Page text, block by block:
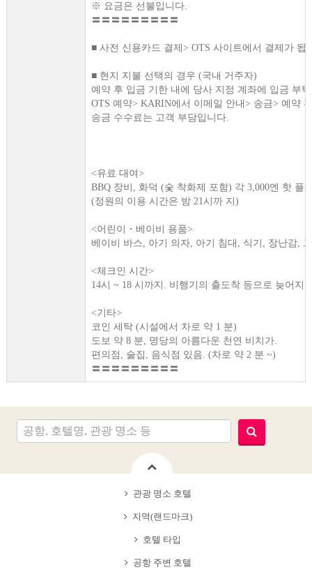
※ 요금은 선불입니다.
〓〓〓〓〓〓〓〓〓
■ 사전 신용카드 결제> OTS 사이트에서 결제가 됩
■ 현지 지불 선택의 경우 (국내 거주자)
예약 후 입금 기한 내에 당사 지정 계좌에 입금 부
OTS 예약> KARIN에서 이메일 안내> 송금> 예약
송금 수수료는 고객 부담입니다.
<유료 대여>
BBQ 장비, 화덕 (숯 착화제 포함) 각 3,000엔 핫 플
(정원의 이용 시간은 밤 21시까 지)
<어린이・베이비 용품>
베이비 바스, 아기 의자, 아기 침대, 식기, 장난감,
<체크인 시간>
14시 ~ 18 시까지. 비행기의 출도착 등으로 늦어지
<기타>
코인 세탁 (시설에서 차로 약 1 분)
도보 약 8 분, 명당의 아름다운 천연 비치가.
편의점, 술집, 음식점 있음. (차로 약 2 분 ~)
〓〓〓〓〓〓〓〓〓
관광 명소 호텔
지역(랜드마크)
호텔 타입
공항 주변 호텔